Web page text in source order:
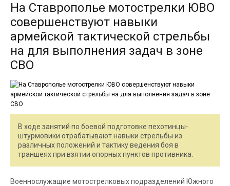
На Ставрополье мотострелки ЮВО
совершенствуют навыки
армейской тактической стрельбы
на для выполнения задач в зоне
СВО
В ходе занятий по боевой подготовке пехотинцы-
штурмовики отрабатывают навыки стрельбы из
различных положений и тактику ведения боя в
траншеях при взятии опорных пунктов противника.
Военнослужащие мотострелковых подразделений Южного